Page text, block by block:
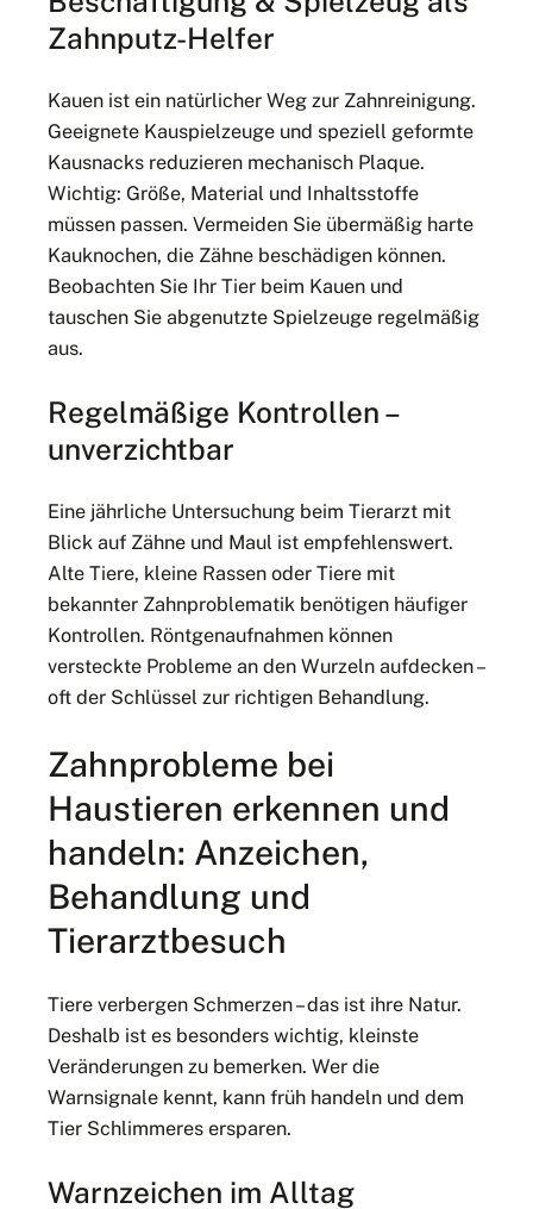
Zahnputz-Helfer
Kauen ist ein natürlicher Weg zur Zahnreinigung.
Geeignete Kauspielzeuge und speziell geformte
Kausnacks reduzieren mechanisch Plaque.
Wichtig: Größe, Material und Inhaltsstoffe
müssen passen. Vermeiden Sie übermäßig harte
Kauknochen, die Zähne beschädigen können.
Beobachten Sie Ihr Tier beim Kauen und
tauschen Sie abgenutzte Spielzeuge regelmäßig
aus.
Regelmäßige Kontrollen –
unverzichtbar
Eine jährliche Untersuchung beim Tierarzt mit
Blick auf Zähne und Maul ist empfehlenswert.
Alte Tiere, kleine Rassen oder Tiere mit
bekannter Zahnproblematik benötigen häufiger
Kontrollen. Röntgenaufnahmen können
versteckte Probleme an den Wurzeln aufdecken –
oft der Schlüssel zur richtigen Behandlung.
Zahnprobleme bei
Haustieren erkennen und
handeln: Anzeichen,
Behandlung und
Tierarztbesuch
Tiere verbergen Schmerzen – das ist ihre Natur.
Deshalb ist es besonders wichtig, kleinste
Veränderungen zu bemerken. Wer die
Warnsignale kennt, kann früh handeln und dem
Tier Schlimmeres ersparen.
Warnzeichen im Alltag